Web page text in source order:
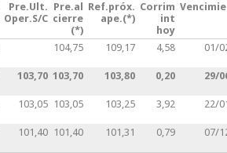
Pre.Ult.
Oper.S/C
Pre.al
cierre
(*)
Ref.próx.
ape.(*)
Corrim
int
hoy
104,75 109,17 4,58 01/
103,70 103,70 103,80 0,20 29/
103,05 103,05 103,25 3,92 22/
101,40 101,40 101,31 0,79 07/